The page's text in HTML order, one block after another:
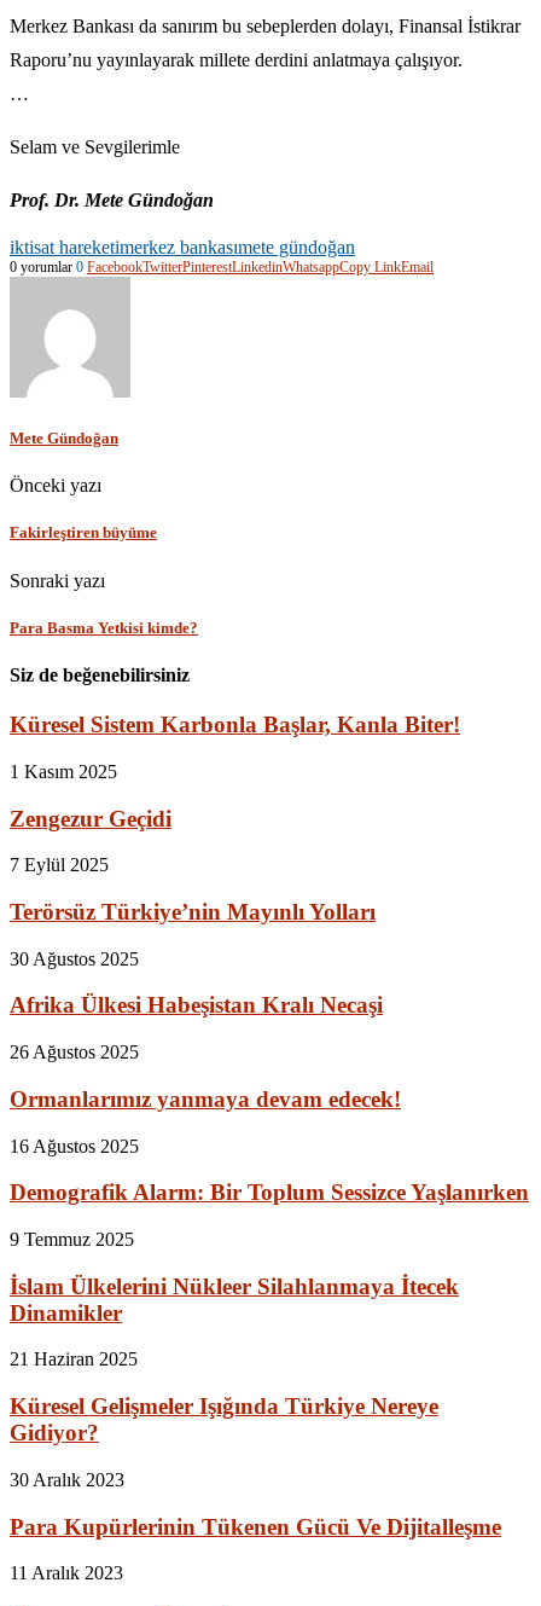
Merkez Bankası da sanırım bu sebeplerden dolayı, Finansal İstikrar
Raporu’nu yayınlayarak millete derdini anlatmaya çalışıyor.
…
Selam ve Sevgilerimle
Prof. Dr. Mete Gündoğan
iktisat hareketimerkez bankasımete gündoğan
0 yorumlar 0 FacebookTwitterPinterestLinkedinWhatsappCopy LinkEmail
Mete Gündoğan
Önceki yazı
Fakirleştiren büyüme
Sonraki yazı
Para Basma Yetkisi kimde?
Siz de beğenebilirsiniz
Küresel Sistem Karbonla Başlar, Kanla Biter!
1 Kasım 2025
Zengezur Geçidi
7 Eylül 2025
Terörsüz Türkiye’nin Mayınlı Yolları
30 Ağustos 2025
Afrika Ülkesi Habeşistan Kralı Necaşi
26 Ağustos 2025
Ormanlarımız yanmaya devam edecek!
16 Ağustos 2025
Demografik Alarm: Bir Toplum Sessizce Yaşlanırken
9 Temmuz 2025
İslam Ülkelerini Nükleer Silahlanmaya İtecek
Dinamikler
21 Haziran 2025
Küresel Gelişmeler Işığında Türkiye Nereye
Gidiyor?
30 Aralık 2023
Para Kupürlerinin Tükenen Gücü Ve Dijitalleşme
11 Aralık 2023